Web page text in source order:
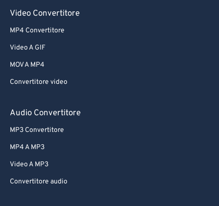
Video Convertitore
MP4 Convertitore
Video A GIF
MOV A MP4
Convertitore video
Audio Convertitore
MP3 Convertitore
MP4 A MP3
Video A MP3
Convertitore audio